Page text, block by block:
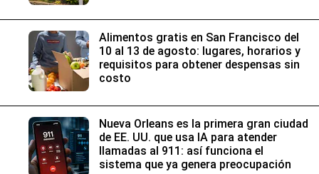
Alimentos gratis en San Francisco del
10 al 13 de agosto: lugares, horarios y
requisitos para obtener despensas sin
costo
Nueva Orleans es la primera gran ciudad
de EE. UU. que usa IA para atender
llamadas al 911: así funciona el
sistema que ya genera preocupación